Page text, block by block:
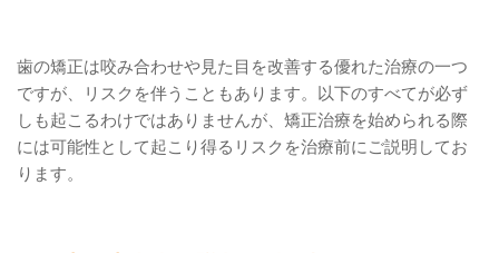
歯の矯正は咬み合わせや見た目を改善する優れた治療の一つ
ですが、リスクを伴うこともあります。以下のすべてが必ず
しも起こるわけではありませんが、矯正治療を始められる際
には可能性として起こり得るリスクを治療前にご説明してお
ります。